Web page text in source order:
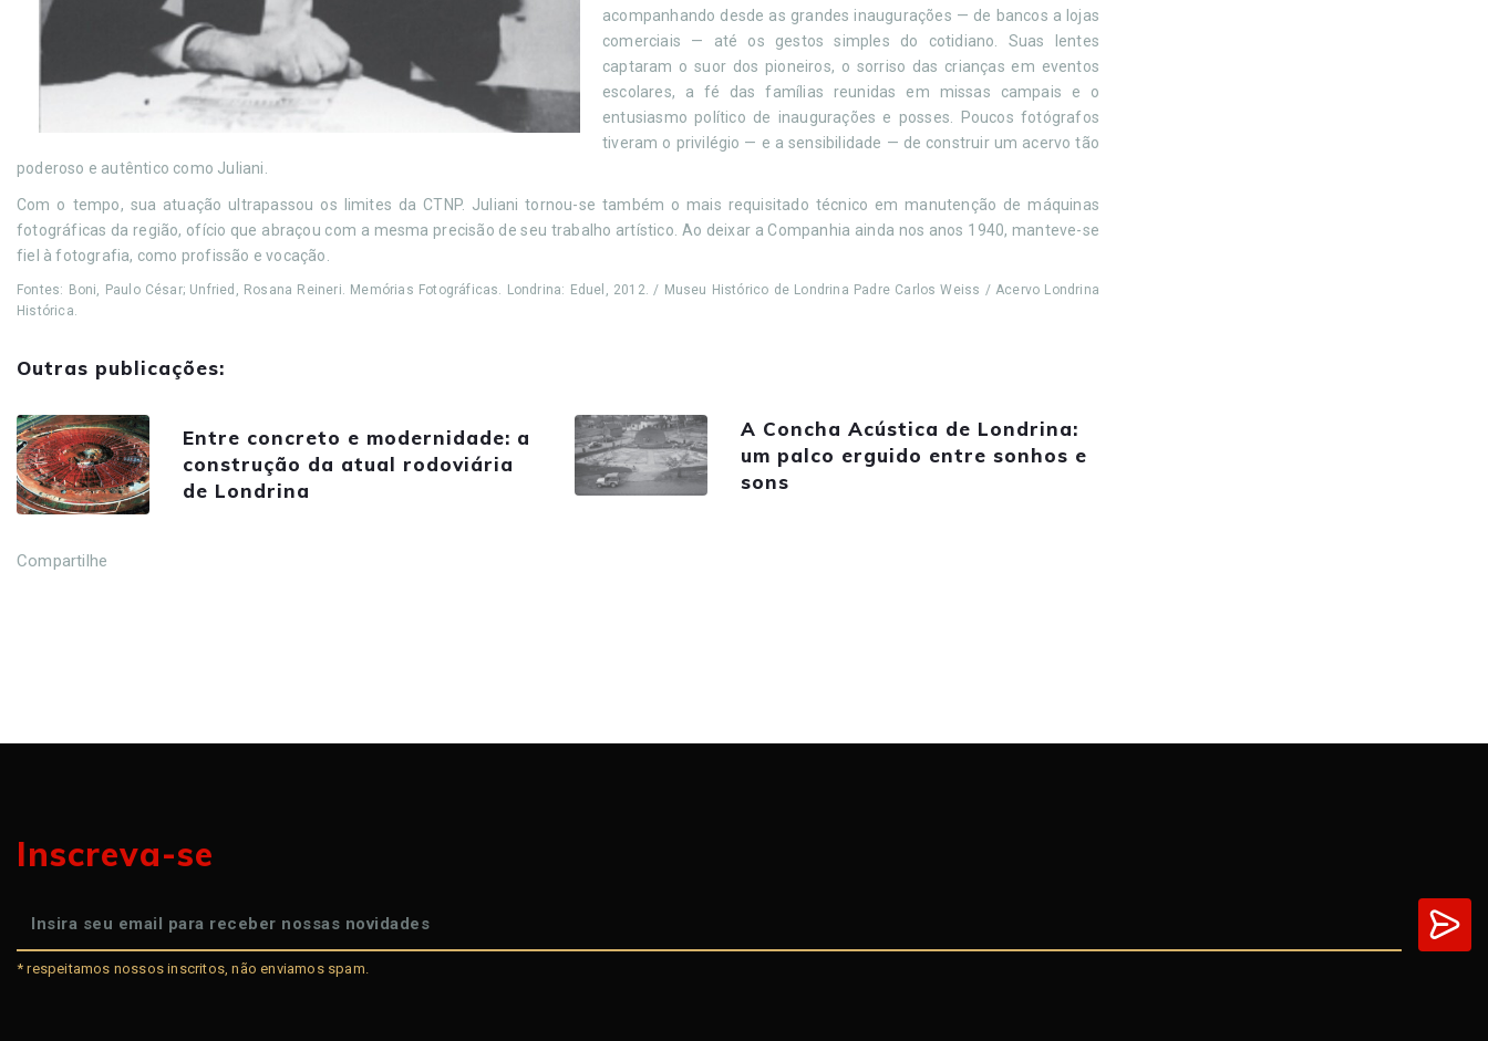
acompanhando desde as grandes inaugurações — de bancos a lojas
comerciais — até os gestos simples do cotidiano. Suas lentes
captaram o suor dos pioneiros, o sorriso das crianças em eventos
escolares, a fé das famílias reunidas em missas campais e o
entusiasmo político de inaugurações e posses. Poucos fotógrafos
tiveram o privilégio — e a sensibilidade — de construir um acervo tão
poderoso e autêntico como Juliani.
Com o tempo, sua atuação ultrapassou os limites da CTNP. Juliani tornou-se também o mais requisitado técnico em manutenção de máquinas
fotográficas da região, ofício que abraçou com a mesma precisão de seu trabalho artístico. Ao deixar a Companhia ainda nos anos 1940, manteve-se
fiel à fotografia, como profissão e vocação.
Fontes: Boni, Paulo César; Unfried, Rosana Reineri. Memórias Fotográficas. Londrina: Eduel, 2012. / Museu Histórico de Londrina Padre Carlos Weiss / Acervo Londrina
Histórica.
Outras publicações:
Entre concreto e modernidade: a
construção da atual rodoviária
de Londrina
A Concha Acústica de Londrina:
um palco erguido entre sonhos e
sons
Compartilhe
Inscreva-se
* respeitamos nossos inscritos, não enviamos spam.